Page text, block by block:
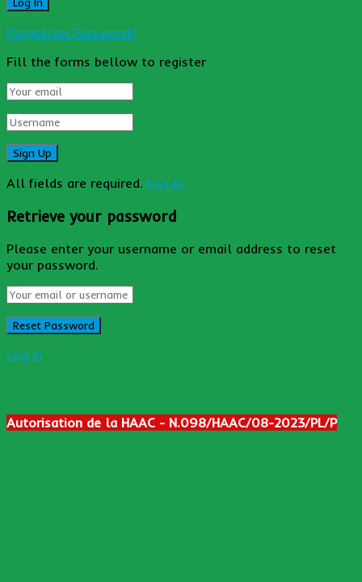
Forgotten Password?
Fill the forms bellow to register
All fields are required. Log In
Retrieve your password
Please enter your username or email address to reset
your password.
Log In
Autorisation de la HAAC - N.098/HAAC/08-2023/PL/P